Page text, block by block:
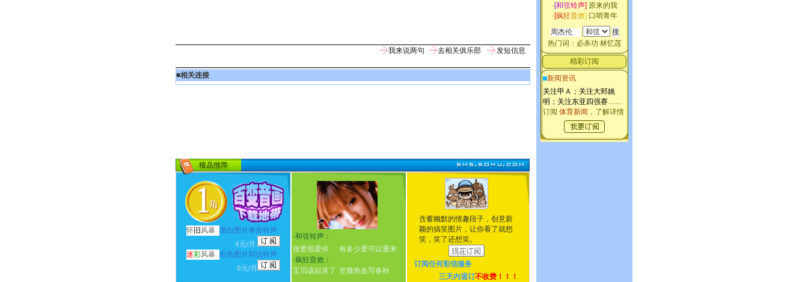
我来说两句 去相关俱乐部 发短信息
■相关连接
怀 旧 风暴
黑白图片单音铃声
4元/月
迷彩风暴 彩色图片和弦铃声
8元/月
·和弦铃声：
很爱很爱你
有多少爱可以重来
·疯狂音效：
宝贝该起床了 甘撒热血写春秋
含蓄幽默的情趣段子，创意新
颖的搞笑图片，让你看了就想
笑，笑了还想笑。
订阅任何彩信服务
三天内退订不收费！！！
·[和弦铃声] 原来的我
·[疯狂音效] 口哨青年
热门词： 必杀功 林忆莲
精彩订阅
新闻资讯
关注甲Ａ；关注大郅姚
明；关注东亚四强赛……
订阅 体育新闻 ，了解详情